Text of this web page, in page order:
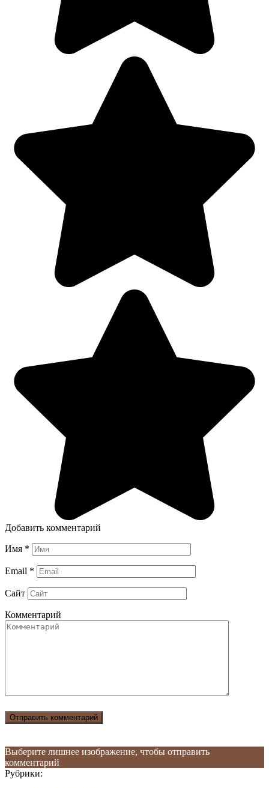
Добавить комментарий
Имя *
Email *
Сайт
Комментарий
Выберите лишнее изображение, чтобы отправить
комментарий
Рубрики: